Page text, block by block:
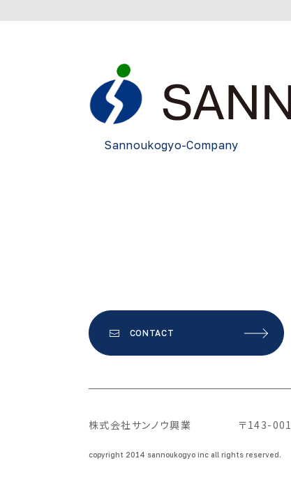
Sannoukogyo-Company
CONTACT
株式会社サンノウ興業 〒143-
copyright 2014 sannoukogyo inc all rights reserved.